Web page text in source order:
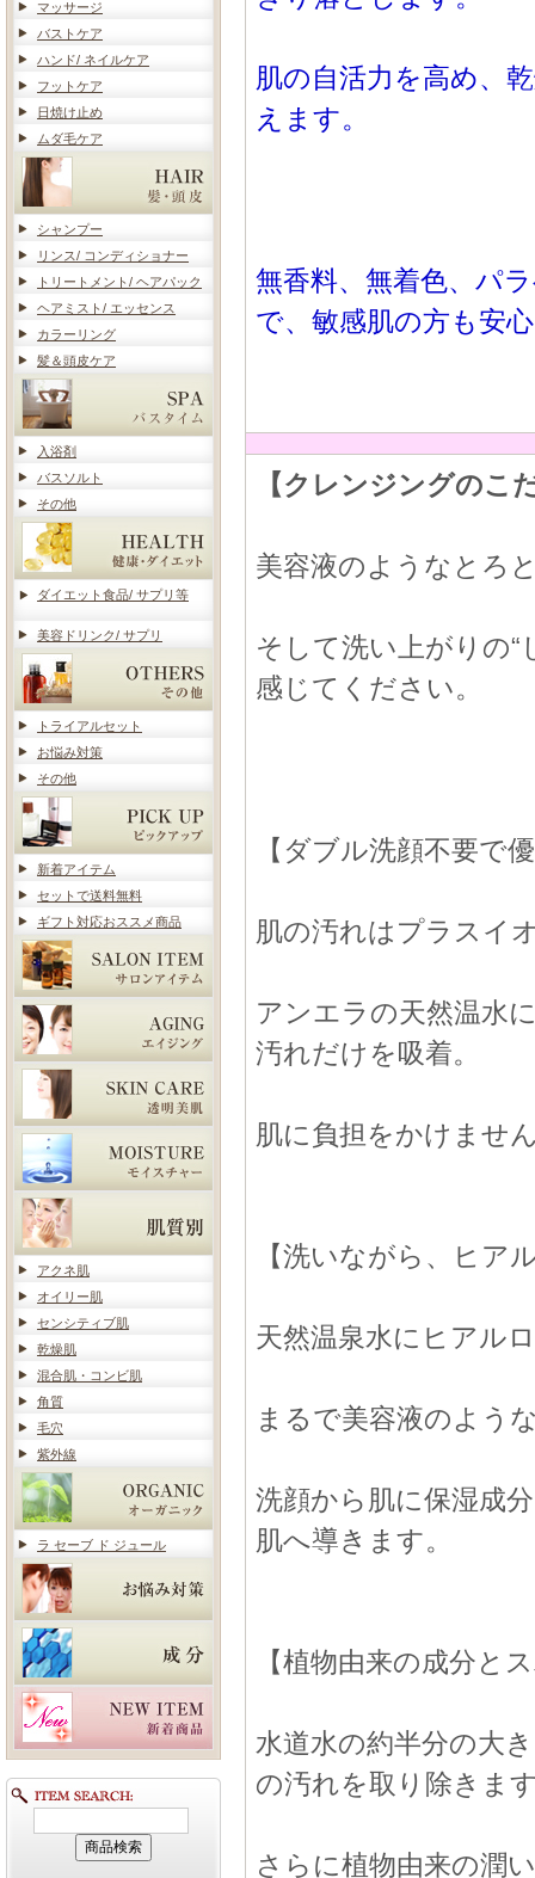
マッサージ
バストケア
ハンド/ ネイルケア
フットケア
日焼け止め
ムダ毛ケア
シャンプー
リンス/ コンディショナー
トリートメント/ ヘアパック
ヘアミスト/ エッセンス
カラーリング
髪＆頭皮ケア
入浴剤
バスソルト
その他
ダイエット食品/ サプリ等
美容ドリンク/ サプリ
トライアルセット
お悩み対策
その他
新着アイテム
セットで送料無料
ギフト対応おススメ商品
アクネ肌
オイリー肌
センシティブ肌
乾燥肌
混合肌・コンビ肌
角質
毛穴
紫外線
ラ セーブ ド ジュール
肌の自活力を高め、
えます。
無香料、無着色、パ
で、敏感肌の方も安
【クレンジングのこ
美容液のようなとろ
そして洗い上がりの
感じてください。
【ダブル洗顔不要で
肌の汚れはプラスイ
アンエラの天然温水
汚れだけを吸着。
肌に負担をかけませ
【洗いながら、ヒア
天然温泉水にヒアル
まるで美容液のよう
洗顔から肌に保湿成
肌へ導きます。
【植物由来の成分と
水道水の約半分の大
の汚れを取り除きま
さらに植物由来の潤